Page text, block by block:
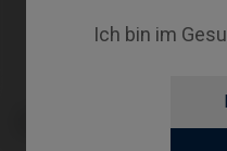
Ich bin im
Straumann® Tissue Level®